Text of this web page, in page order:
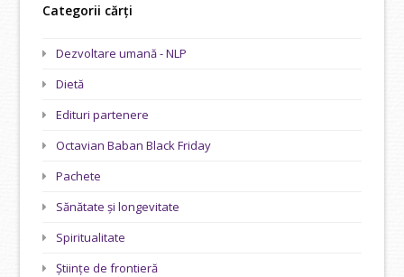
Categorii cărți
Dezvoltare umană - NLP
Dietă
Edituri partenere
Octavian Baban Black Friday
Pachete
Sănătate și longevitate
Spiritualitate
Științe de frontieră